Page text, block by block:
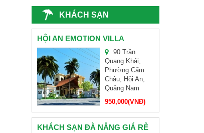
CHÙA LINH ỨNG SƠN TRÀ
KHÁCH SẠN
HỘI AN EMOTION VILLA
90 Trần
Quang Khải,
Phường Cẩm
Châu, Hội An,
Quảng Nam
950,000(VNĐ)
KHÁCH SẠN ĐÀ NẴNG GIÁ RẺ
BAMBOO AIRWAYS MỞ BÁN VÉ ĐƯỜNG BAY MỚI TP. HỒ CHÍ MINH – ĐÀ NẴNG GIÁ ƯU ĐÃI